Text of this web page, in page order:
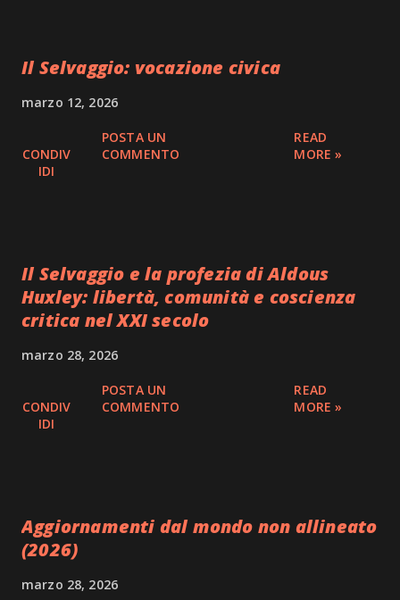
Il Selvaggio: vocazione civica
marzo 12, 2026
CONDIV
IDI
POSTA UN
COMMENTO
READ
MORE »
Il Selvaggio e la profezia di Aldous
Huxley: libertà, comunità e coscienza
critica nel XXI secolo
marzo 28, 2026
CONDIV
IDI
POSTA UN
COMMENTO
READ
MORE »
Aggiornamenti dal mondo non allineato
(2026)
marzo 28, 2026